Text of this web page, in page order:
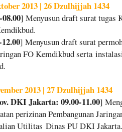
2013 | 26 Dzulhijjah 1434
] Menyusun draft surat tugas
] Menyusun draft surat
FO Kemdikbud serta
2013 | 27 Dzulhijjah 1434
DKI Jakarta: 09.00-11.00]
perizinan Pembangunan
Utilitas Dinas PU DKI Jakarta.